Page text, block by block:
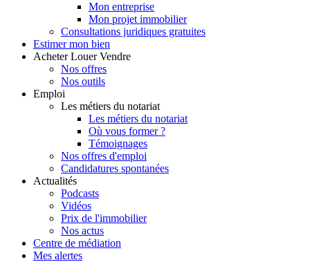
Mon entreprise
Mon projet immobilier
Consultations juridiques gratuites
Estimer mon bien
Acheter Louer Vendre
Nos offres
Nos outils
Emploi
Les métiers du notariat
Les métiers du notariat
Où vous former ?
Témoignages
Nos offres d'emploi
Candidatures spontanées
Actualités
Podcasts
Vidéos
Prix de l'immobilier
Nos actus
Centre de médiation
Mes alertes